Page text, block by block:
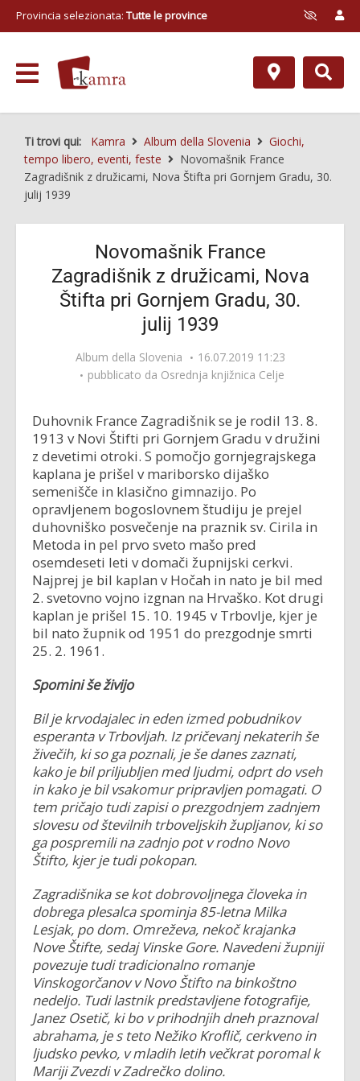
Provincia selezionata: Tutte le province
Ti trovi qui: Kamra Album della Slovenia
Giochi,
tempo libero, eventi, feste
Novomašnik France
Zagradišnik z družicami, Nova Štifta pri Gornjem Gradu, 30.
julij 1939
Novomašnik France
Zagradišnik z družicami, Nova
Štifta pri Gornjem Gradu, 30.
julij 1939
Album della Slovenia
16.07.2019 11:23
pubblicato da Osrednja knjižnica Celje
Duhovnik France Zagradišnik se je rodil 13. 8.
1913 v Novi Štifti pri Gornjem Gradu v družini
z devetimi otroki. S pomočjo gornjegrajskega
kaplana je prišel v mariborsko dijaško
semenišče in klasično gimnazijo. Po
opravljenem bogoslovnem študiju je prejel
duhovniško posvečenje na praznik sv. Cirila in
Metoda in pel prvo sveto mašo pred
osemdeseti leti v domači župnijski cerkvi.
Najprej je bil kaplan v Hočah in nato je bil med
2. svetovno vojno izgnan na Hrvaško. Kot drugi
kaplan je prišel 15. 10. 1945 v Trbovlje, kjer je
bil nato župnik od 1951 do prezgodnje smrti
25. 2. 1961.
Spomini še živijo
Bil je krvodajalec in eden izmed pobudnikov
esperanta v Trbovljah. Iz pričevanj nekaterih še
živečih, ki so ga poznali, je še danes zaznati,
kako je bil priljubljen med ljudmi, odprt do vseh
in kako je bil vsakomur pripravljen pomagati. O
tem pričajo tudi zapisi o prezgodnjem zadnjem
slovesu od številnih trboveljskih župljanov, ki so
ga pospremili na zadnjo pot v rodno Novo
Štifto, kjer je tudi pokopan.
Zagradišnika se kot dobrovoljnega človeka in
dobrega plesalca spominja 85-letna Milka
Lesjak, po dom. Omreževa, nekoč krajanka
Nove Štifte, sedaj Vinske Gore. Navedeni župniji
povezuje tudi tradicionalno romanje
Vinskogorčanov v Novo Štifto na binkoštno
nedeljo. Tudi lastnik predstavljene fotografije,
Janez Osetič, ki bo v prihodnjih dneh praznoval
abrahama, je s teto Nežiko Kroflič, cerkveno in
ljudsko pevko, v mladih letih večkrat poromal k
Mariji Zvezdi v Zadrečko dolino.